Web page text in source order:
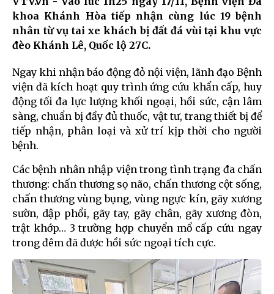
khoa Khánh Hòa tiếp nhận cùng lúc 19 bệnh
nhân từ vụ tai xe khách bị đất đá vùi tại khu vực
đèo Khánh Lê, Quốc lộ 27C.
Ngay khi nhận báo động đỏ nội viện, lãnh đạo Bệnh
viện đã kích hoạt quy trình ứng cứu khẩn cấp, huy
động tối đa lực lượng khối ngoại, hồi sức, cận lâm
sàng, chuẩn bị đầy đủ thuốc, vật tư, trang thiết bị để
tiếp nhận, phân loại và xử trí kịp thời cho người
bệnh.
Các bệnh nhân nhập viện trong tình trạng đa chấn
thương: chấn thương sọ não, chấn thương cột sống,
chấn thương vùng bụng, vùng ngực kín, gãy xương
sườn, dập phổi, gãy tay, gãy chân, gãy xương đòn,
trật khớp… 3 trường hợp chuyển mổ cấp cứu ngay
trong đêm đã được hồi sức ngoại tích cực.